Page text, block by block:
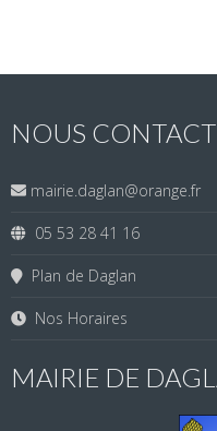
NOUS
mairie.daglan@orange.fr
05 53 28 41 16
Plan de Daglan
Nos Horaires
MAIRIE DE